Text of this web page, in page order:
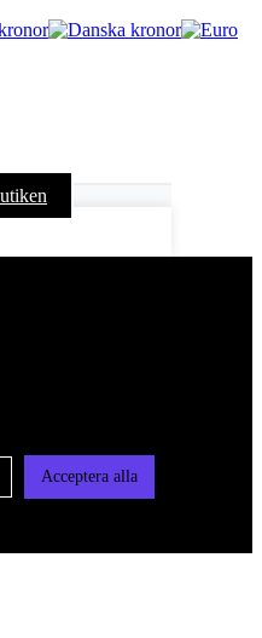
Acceptera alla